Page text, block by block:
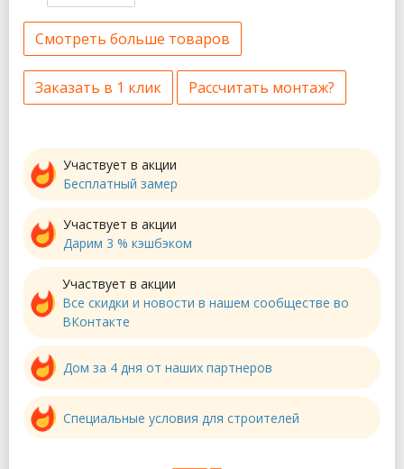
Смотреть больше товаров
Заказать в 1 клик Рассчитать монтаж?
Участвует в акции
Бесплатный замер
Участвует в акции
Дарим 3 % кэшбэком
Участвует в акции
Все скидки и новости в нашем сообществе во
ВКонтакте
Дом за 4 дня от наших партнеров
Специальные условия для строителей